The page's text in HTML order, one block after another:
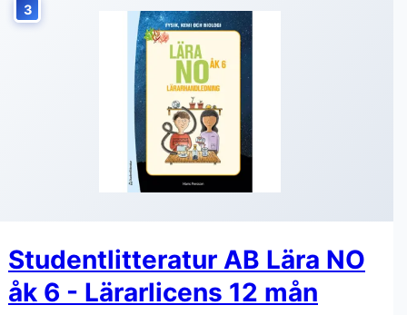
3
Studentlitteratur AB Lära NO
åk 6 - Lärarlicens 12 mån